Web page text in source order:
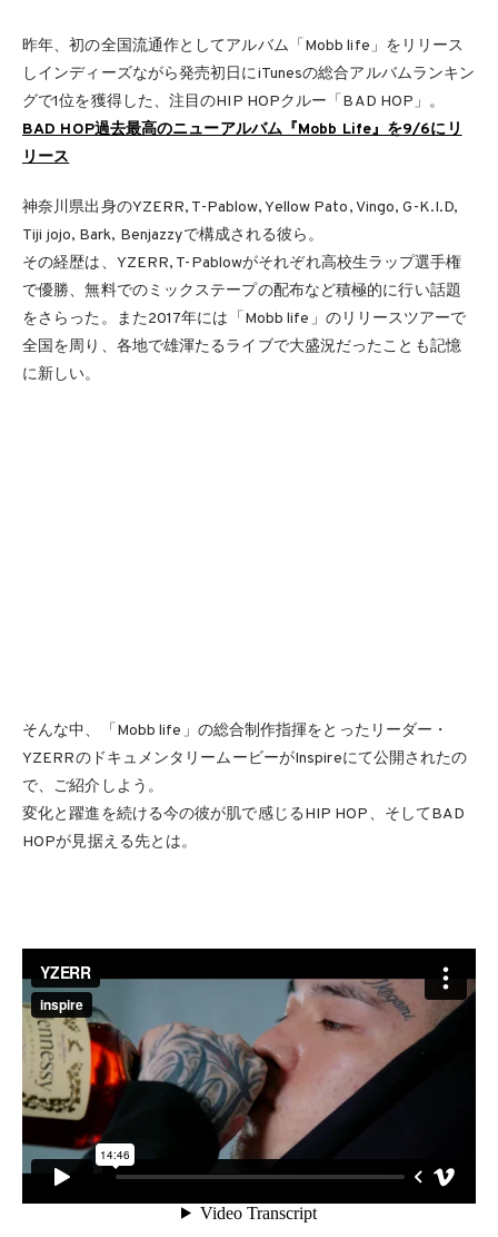
昨年、初の全国流通作としてアルバム「Mobb life」をリリース
しインディーズながら発売初日にiTunesの総合アルバムランキン
グで1位を獲得した、注目のHIP HOPクルー「BAD HOP」。
BAD HOP過去最高のニューアルバム『Mobb Life』を9/6にリ
リース
神奈川県出身のYZERR, T-Pablow, Yellow Pato, Vingo, G-K.I.D,
Tiji jojo, Bark, Benjazzyで構成される彼ら。
その経歴は、YZERR, T-Pablowがそれぞれ高校生ラップ選手権
で優勝、無料でのミックステープの配布など積極的に行い話題
をさらった。また2017年には「Mobb life」のリリースツアーで
全国を周り、各地で雄渾たるライブで大盛況だったことも記憶
に新しい。
そんな中、「Mobb life」の総合制作指揮をとったリーダー・
YZERRのドキュメンタリームービーがInspireにて公開されたの
で、ご紹介しよう。
変化と躍進を続ける今の彼が肌で感じるHIP HOP、そしてBAD
HOPが見据える先とは。